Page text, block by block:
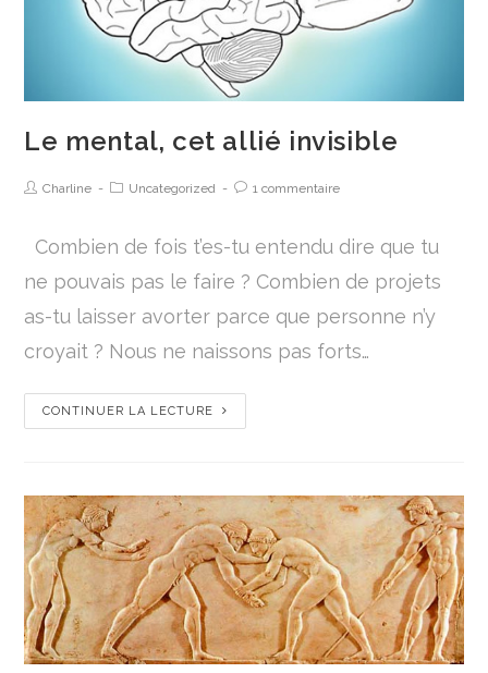
Le mental, cet allié invisible
Charline Uncategorized 1 commentaire
Combien de fois t’es-tu entendu dire que tu
ne pouvais pas le faire ? Combien de projets
as-tu laisser avorter parce que personne n’y
croyait ? Nous ne naissons pas forts…
CONTINUER LA LECTURE